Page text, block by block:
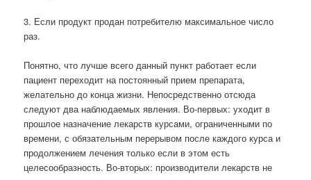
3. Если продукт продан потребителю максимальное число
раз.
Понятно, что лучше всего данный пункт работает если
пациент переходит на постоянный прием препарата,
желательно до конца жизни. Непосредственно отсюда
следуют два наблюдаемых явления. Во-первых: уходит в
прошлое назначение лекарств курсами, ограниченными по
времени, с обязательным перерывом после каждого курса и
продолжением лечения только если в этом есть
целесообразность. Во-вторых: производители лекарств не